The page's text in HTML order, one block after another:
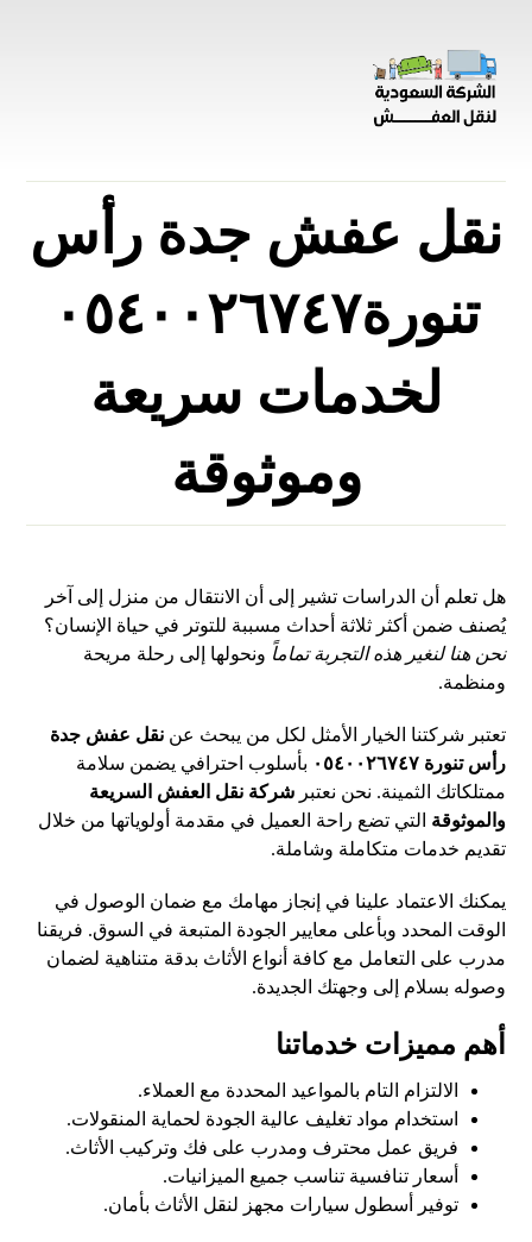
نقل عفش جدة رأس
تنورة٠٥٤٠٠٢٦٧٤٧
لخدمات سريعة
وموثوقة
هل تعلم أن الدراسات تشير إلى أن الانتقال من منزل إلى آخر
يُصنف ضمن أكثر ثلاثة أحداث مسببة للتوتر في حياة الإنسان؟
نحن هنا لنغير هذه التجربة تماماً ونحولها إلى رحلة مريحة
ومنظمة.
تعتبر شركتنا الخيار الأمثل لكل من يبحث عننقل عفش جدة
رأس تنورة ٠٥٤٠٠٢٦٧٤٧
بأسلوب احترافي يضمن سلامة
ممتلكاتك الثمينة. نحن نعتبرشركة نقل العفش السريعة
والموثوقة التي تضع راحة العميل في مقدمة أولوياتها من خلال
تقديم خدمات متكاملة وشاملة.
يمكنك الاعتماد علينا في إنجاز مهامك مع ضمان الوصول في
الوقت المحدد وبأعلى معايير الجودة المتبعة في السوق. فريقنا
مدرب على التعامل مع كافة أنواع الأثاث بدقة متناهية لضمان
وصوله بسلام إلى وجهتك الجديدة.
أهم مميزات خدماتنا
الالتزام التام بالمواعيد المحددة مع العملاء.
استخدام مواد تغليف عالية الجودة لحماية المنقولات.
فريق عمل محترف ومدرب على فك وتركيب الأثاث.
أسعار تنافسية تناسب جميع الميزانيات.
توفير أسطول سيارات مجهز لنقل الأثاث بأمان.